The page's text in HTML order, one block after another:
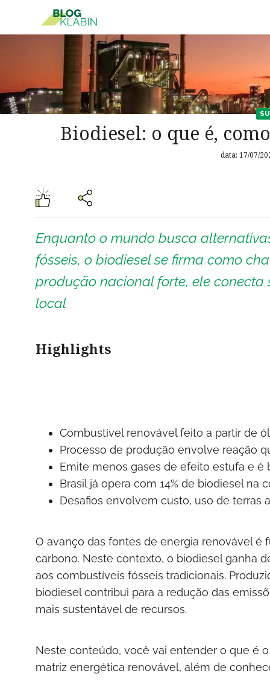
Pular para o Conteúdo principal
Biodiesel: o que é,
data: 17/07/
Enquanto o mundo busca
fósseis, o biodiesel se firma como
produção nacional forte, ele
local
Highlights
Combustível renovável feito a partir de
Processo de produção envolve reação
Emite menos gases de efeito estufa e é
Brasil já opera com 14% de biodiesel na
Desafios envolvem custo, uso de terras
O avanço das fontes de energia renovável é
carbono. Neste contexto, o biodiesel ganha
aos combustíveis fósseis tradicionais.
biodiesel contribui para a redução das
mais sustentável de recursos.
Neste conteúdo, você vai entender o que é
matriz energética renovável, além de